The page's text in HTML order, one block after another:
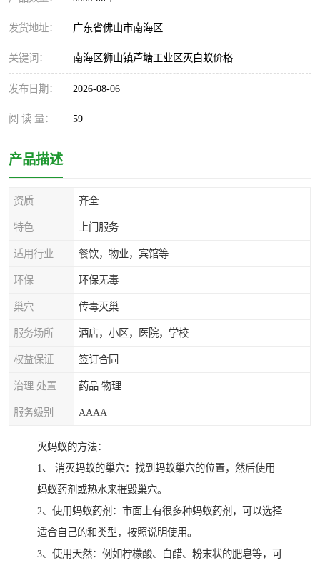
发货地址： 广东省佛山市南海区
关键词： 南海区狮山镇芦塘工业区灭白蚁价格
发布日期： 2026-08-06
阅 读 量： 59
产品描述
资质 齐全
特色 上门服务
适用行业 餐饮，物业，宾馆等
环保 环保无毒
巢穴 传毒灭巢
服务场所 酒店，小区，医院，学校
权益保证 签订合同
药品 物理
服务级别 AAAA
灭蚂蚁的方法：
1、 消灭蚂蚁的巢穴：找到蚂蚁巢穴的位置，然后使用
蚂蚁药剂或热水来摧毁巢穴。
2、使用蚂蚁药剂：市面上有很多种蚂蚁药剂，可以选择
适合自己的和类型，按照说明使用。
3、使用天然：例如柠檬酸、白醋、粉末状的肥皂等，可